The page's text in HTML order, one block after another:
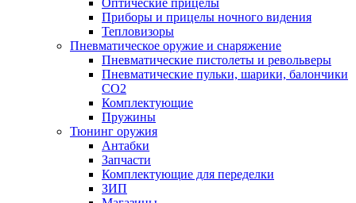
Оптические прицелы
Приборы и прицелы ночного видения
Тепловизоры
Пневматическое оружие и снаряжение
Пневматические пистолеты и револьверы
Пневматические пульки, шарики, балончики
CO2
Комплектующие
Пружины
Тюнинг оружия
Антабки
Запчасти
Комплектующие для переделки
ЗИП